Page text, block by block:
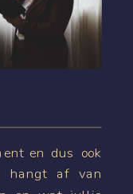
en dus ook
hangt af van